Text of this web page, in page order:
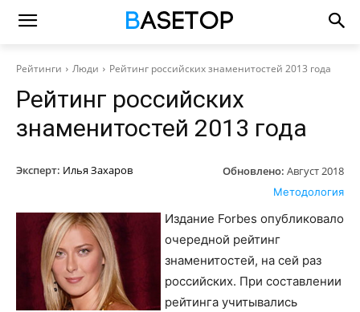
Рейтинги Люди Рейтинг российских знаменитостей 2013 года
Рейтинг российских
знаменитостей 2013 года
Эксперт: Илья Захаров Обновлено: Август 2018
Методология
Издание Forbes опубликовало
очередной рейтинг
знаменитостей, на сей раз
российских. При составлении
рейтинга учитывались